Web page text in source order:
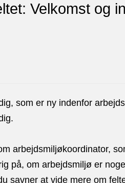
Velkomst og
som er ny indenfor
arbejdsmiljøkoordinator,
på, om arbejdsmiljø er
savner at vide mere om